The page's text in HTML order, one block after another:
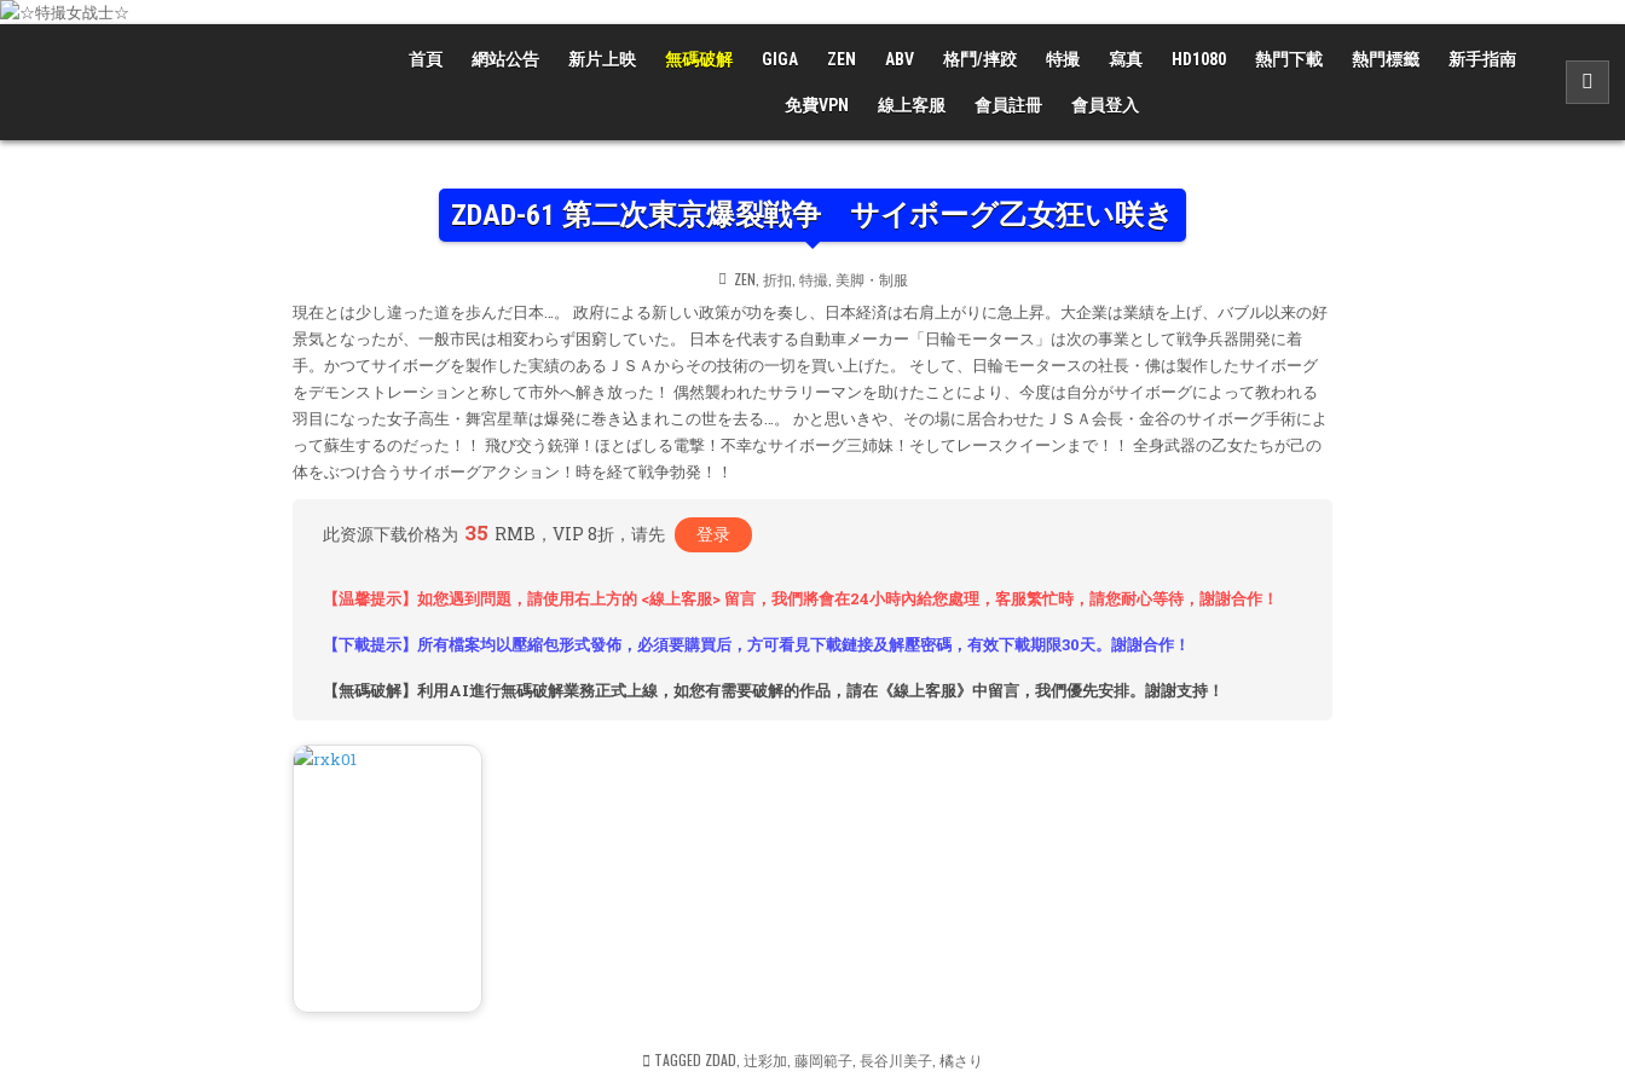
Skip
首頁 網站公告 新片上映 無碼破解 GIGA ZEN ABV 格鬥/摔跤 特撮 寫真 HD1080 熱門下載 熱門標籤 新手指南
免費VPN 線上客服 會員註冊 會員登入
ZDAD-61 第二次東京爆裂戦争 サイボーグ乙女狂い咲き
POSTED
IN
ZEN 折扣 特撮 美脚・制服
現在とは少し違った道を歩んだ日本…。 政府による新しい政策が功を奏し、日本経済は右肩上がりに急上昇。大企業は業績を上げ、バブル以来の好
景気となったが、一般市民は相変わらず困窮していた。 日本を代表する自動車メーカー「日輪モータース」は次の事業として戦争兵器開発に着
手。かつてサイボーグを製作した実績のあるＪＳＡからその技術の一切を買い上げた。 そして、日輪モータースの社長・佛は製作したサイボーグ
をデモンストレーションと称して市外へ解き放った！ 偶然襲われたサラリーマンを助けたことにより、今度は自分がサイボーグによって教われる
羽目になった女子高生・舞宮星華は爆発に巻き込まれこの世を去る…。 かと思いきや、その場に居合わせたＪＳＡ会長・金谷のサイボーグ手術によ
って蘇生するのだった！！ 飛び交う銃弾！ほとばしる電撃！不幸なサイボーグ三姉妹！そしてレースクイーンまで！！ 全身武器の乙女たちが己の
体をぶつけ合うサイボーグアクション！時を経て戦争勃発！！
此资源下载价格为 35 RMB，VIP 8折，请先 登录
【温馨提示】如您遇到問題，請使用右上方的 <線上客服> 留言，我們將會在24小時內給您處理，客服繁忙時，請您耐心等待，謝謝合作！
【下載提示】所有檔案均以壓縮包形式發佈，必須要購買后，方可看見下載鏈接及解壓密碼，有效下載期限30天。謝謝合作！
【無碼破解】利用AI進行無碼破解業務正式上線，如您有需要破解的作品，請在《線上客服》中留言，我們優先安排。謝謝支持！
TAGGED ZDAD 辻彩加 藤岡範子 長谷川美子 橘さり